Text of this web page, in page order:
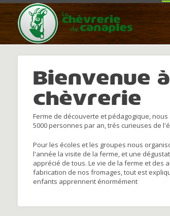
Bienvenue
chèvrerie
Ferme de découverte et pédagogique, nous
5000 personnes par an, trés curieuses de
Pour les écoles et les groupes nous
l'année la visite de la ferme, et une
apprécié de tous. Le vie de la ferme et des
fabrication de nos fromages, tout est
enfants apprennent énormément